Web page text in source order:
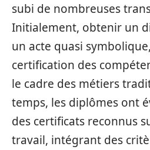
subi de nombreuses
Initialement, obtenir un
un acte quasi
certification des
le cadre des métiers
temps, les diplômes ont
des certificats reconnus
travail, intégrant des